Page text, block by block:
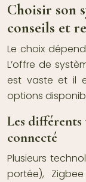
Choisir son
conseils et
Le choix
L’offre de
est vaste et il
options
Les différents
connecté
Plusieurs
portée),